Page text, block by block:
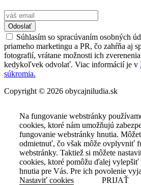
Odoslať
Súhlasím so spracúvaním osobných
priameho marketingu a PR, čo zahŕňa aj
fotografií, vrátane možnosti ich
kedykoľvek odvolať. Viac informácií je v
súkromia.
Copyright © 2026 obycajniludia.sk
Na fungovanie webstránky
cookies, ktoré nám umožňujú
fungovanie webstránky hnutia.
odmietnuť, čo však môže ovplyvniť
webstránky. Taktiež si môžete
cookies, ktoré pomôžu ďalej vylepšiť
hnutia pre Vás. Pre ich povolenie
Nastaviť cookies
PRIJAŤ